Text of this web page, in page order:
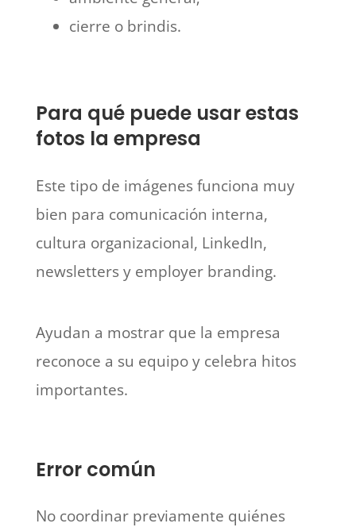
cierre o brindis.
Para qué puede usar estas
fotos la empresa
Este tipo de imágenes funciona muy
bien para comunicación interna,
cultura organizacional, LinkedIn,
newsletters y employer branding.
Ayudan a mostrar que la empresa
reconoce a su equipo y celebra hitos
importantes.
Error común
No coordinar previamente quiénes